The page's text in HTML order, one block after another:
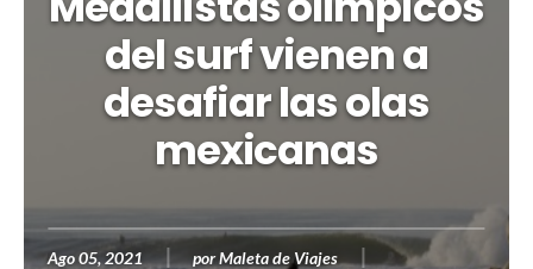
del surf vienen a
desafiar las olas
mexicanas
Ago 05, 2021 porMaleta de Viajes